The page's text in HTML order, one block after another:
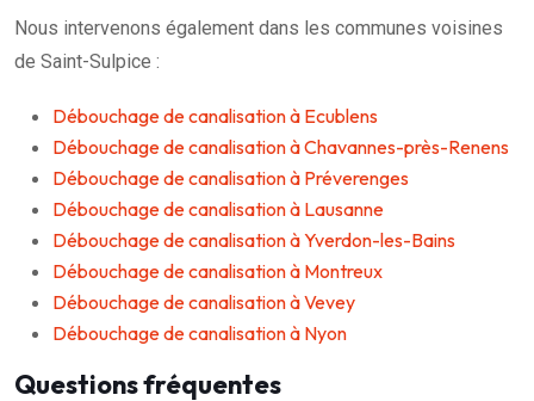
Nous intervenons également dans les communes voisines
de Saint-Sulpice :
Débouchage de canalisation à Ecublens
Débouchage de canalisation à Chavannes-près-Renens
Débouchage de canalisation à Préverenges
Débouchage de canalisation à Lausanne
Débouchage de canalisation à Yverdon-les-Bains
Débouchage de canalisation à Montreux
Débouchage de canalisation à Vevey
Débouchage de canalisation à Nyon
Questions fréquentes